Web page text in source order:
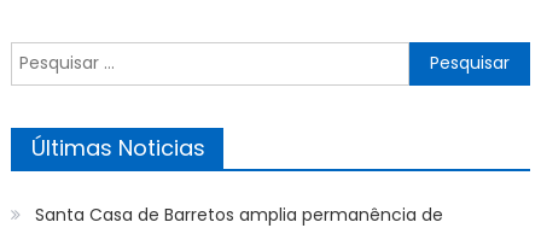
Pesquisar
por:
Últimas Noticias
Santa Casa de Barretos amplia permanência de